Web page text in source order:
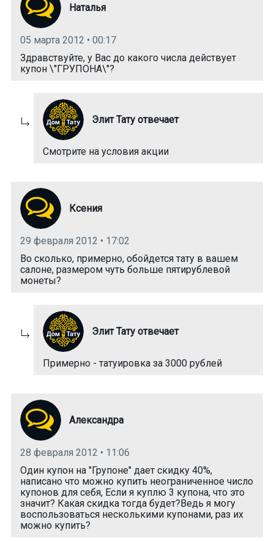
Наталья
05 марта 2012 • 00:17
Здравствуйте, у Вас до какого числа действует
купон \"ГРУПОНА\"?
Элит Тату отвечает
Смотрите на условия акции
Ксения
29 февраля 2012 • 17:02
Во сколько, примерно, обойдется тату в вашем
салоне, размером чуть больше пятирублевой
монеты?
Элит Тату отвечает
Примерно - татуировка за 3000 рублей
Александра
28 февраля 2012 • 11:06
Один купон на "Групоне" дает скидку 40%,
написано что можно купить неограниченное число
купонов для себя, Если я куплю 3 купона, что это
значит? Какая скидка тогда будет?Ведь я могу
воспользоваться несколькими купонами, раз их
можно купить?